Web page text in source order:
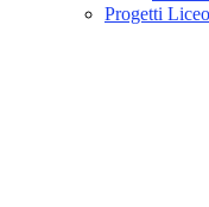
Progetti